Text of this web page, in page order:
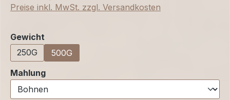
Preise inkl. MwSt. zzgl. Versandkosten
Gewicht
250G
500G
Mahlungauswählen